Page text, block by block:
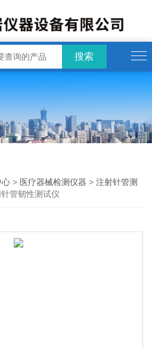
心 > 医疗器械检测仪器 >注射针管测
管韧性测试仪